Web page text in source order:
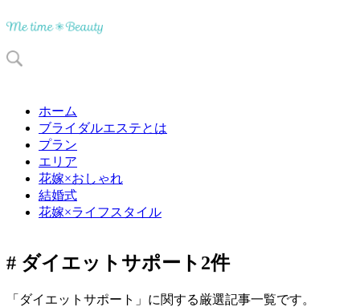
ホーム
ブライダルエステとは
プラン
エリア
花嫁×おしゃれ
結婚式
花嫁×ライフスタイル
# ダイエットサポート 2件
「ダイエットサポート」に関する厳選記事一覧です。